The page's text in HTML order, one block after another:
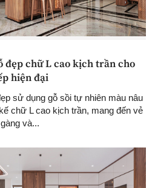
đẹp chữ L cao kịch trần cho
hiện đại
sử dụng gỗ sồi tự nhiên màu nâu
chữ L cao kịch trần, mang đến vẻ
và...